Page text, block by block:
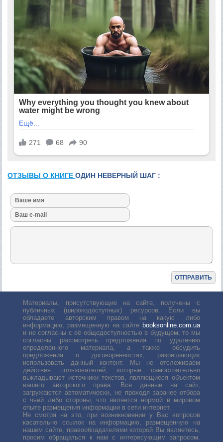
ОТЗЫВЫ О КНИГЕОДИН НЕВЕРНЫЙ ШАГ :
Материалы, присутствующие на сайте, получены с
публичных (широкодоступных) ресурсов. Если вы
обладаете авторским правом на какую либо
информацию, размещенную на сайте booksonline.com.ua
и не согласны с её общедоступностью в будущем, то мы
согласны рассмотреть предложения по удалению
определенного материала, а также обсудить
предложения о договоренностях, разрешающих
использовать данный контент. Мы не отслеживаем
действия пользователей, которые самостоятельно
выкладывают источники текстов, являющиеся объектом
вашего авторского права. Все данные на сайт,
загружаются автоматически, не проходя заранее отбора
с чьей либо стороны, что является нормой в мировом
опыте размещения информации в сети интернет.
Не смотря на это, при возникновении у Вас вопросов
касательно ссылок на информацию, размещенную на
нашем сайте, правообладателями которой Вы являетесь,
просим обращаться к нам с интересующим запросом.